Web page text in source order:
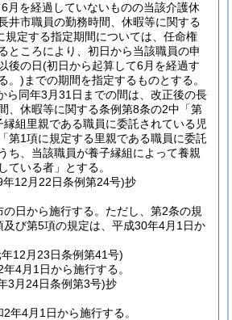
月を経過していないものの当該介護休
井市職員の勤務時間、休暇等に関する
規定する指定期間については、任命権
ところにより、初日から当該職員の申
後の日(初日から起算して6月を経過す
。) までの期間を指定するものとする。
ら同年3月31日までの間は、改正後の長
、休暇等に関する条例第8条の2中「第
組里親である職員に委託されている児
第1項に規定する里親である職員に委託
ち、当該職員が養子縁組によって養親
ている者」とする。
年12月22日条例第24号)抄
日から施行する。 ただし、第2条の規
及び第5項の規定は、平成30年4月1日か
12月23日条例第41号)
4月1日から施行する。
3月24日条例第3号)抄
年4月1日から施行する。